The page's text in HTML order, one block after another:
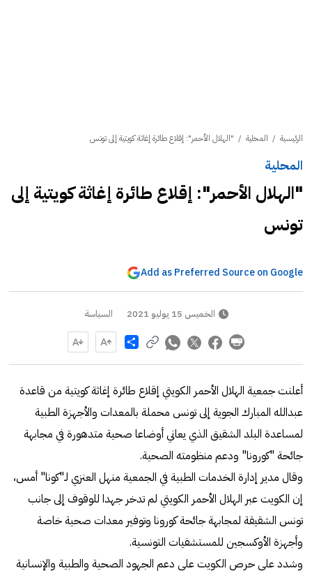
الرئيسية / المحلية / "الهلال الأحمر": إقلاع طائرة إغاثة كويتية إلى تونس
المحلية
"الهلال الأحمر": إقلاع طائرة إغاثة كويتية إلى
تونس
Add as Preferred Source on Google
الخميس 15 يوليو 2021 السياسة
Share
أعلنت جمعية الهلال الأحمر الكويتي إقلاع طائرة إغاثة كويتية من قاعدة
عبدالله المبارك الجوية إلى تونس محملة بالمعدات والأجهزة الطبية
لمساعدة البلد الشقيق الذي يعاني أوضاعا صحية متدهورة في مجابهة
جائحة "كورونا" ودعم منظومته الصحية.
وقال مدير إدارة الخدمات الطبية في الجمعية منهل العنزي لـ"كونا" أمس،
إن الكويت عبر الهلال الأحمر الكويتي لم تدخر جهدا للوقوف إلى جانب
تونس الشقيقة لمجابهة جائحة كورونا وتوفير معدات صحية خاصة
وأجهزة الأوكسجين للمستشفيات التونسية.
وشدد على حرص الكويت على دعم الجهود الصحية والطبية والإنسانية